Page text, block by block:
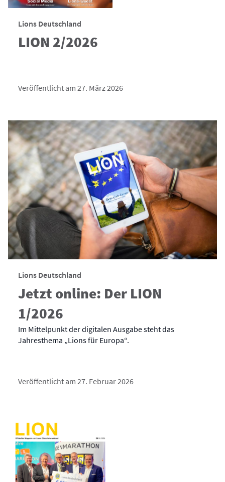
Lions Deutschland
LION 2/2026
Veröffentlicht am 27. März 2026
Lions Deutschland
Jetzt online: Der LION
1/2026
Im Mittelpunkt der digitalen Ausgabe steht das
Jahresthema „Lions für Europa“.
Veröffentlicht am 27. Februar 2026